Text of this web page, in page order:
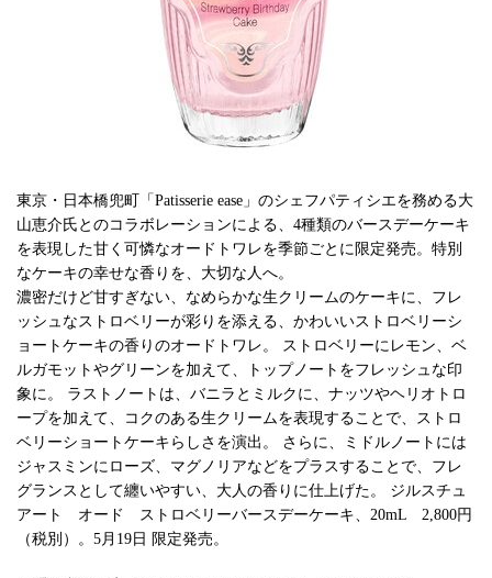
東京・日本橋兜町「Patisserie ease」のシェフパティシエを務める大
山恵介氏とのコラボレーションによる、4種類のバースデーケーキ
を表現した甘く可憐なオードトワレを季節ごとに限定発売。特別
なケーキの幸せな香りを、大切な人へ。
濃密だけど甘すぎない、なめらかな生クリームのケーキに、フレ
ッシュなストロベリーが彩りを添える、かわいいストロベリーシ
ョートケーキの香りのオードトワレ。 ストロベリーにレモン、ベ
ルガモットやグリーンを加えて、トップノートをフレッシュな印
象に。 ラストノートは、バニラとミルクに、ナッツやヘリオトロ
ープを加えて、コクのある生クリームを表現することで、ストロ
ベリーショートケーキらしさを演出。 さらに、ミドルノートには
ジャスミンにローズ、マグノリアなどをプラスすることで、フレ
グランスとして纏いやすい、大人の香りに仕上げた。 ジルスチュ
アート オード ストロベリーバースデーケーキ、20mL 2,800円
（税別）。5月19日 限定発売。